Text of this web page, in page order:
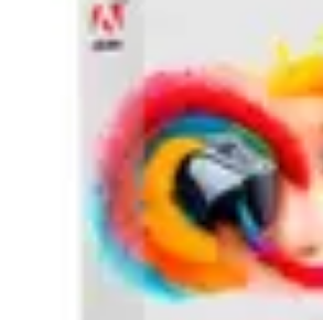
Futuro Tecnologico
Innovazioni Tecnologiche
Tendenze
Innovazione Sostenibile
Futuro Tecnologico